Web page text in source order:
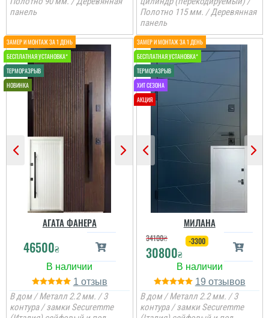
Непоганий варінт, дуже
сподобався в своїй ціні і
ціна, мені потрібно були
закрить два проєми і
мене все влаштувало....
читати всі відгуки
Яна
панель
Полотно 115 мм. / Деревянная
панель
АГАТА ФАНЕРА
46500₴
1
В дом / Металл 2.2 мм. / 3
контура / замки Securemme
МИЛАНА
34100₴
30800₴
-3300
19
В дом / Металл 2.2 мм. / 3
контура / замки Securemme